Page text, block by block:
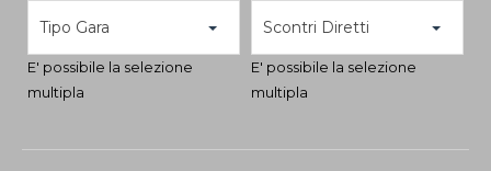
Tipo Gara
E' possibile la selezione
multipla
Scontri Diretti
E' possibile la selezione
multipla